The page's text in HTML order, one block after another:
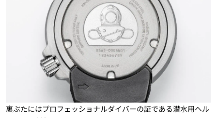
裏ぶたにはプロフェッショナルダイバーの証である潜水用ヘル